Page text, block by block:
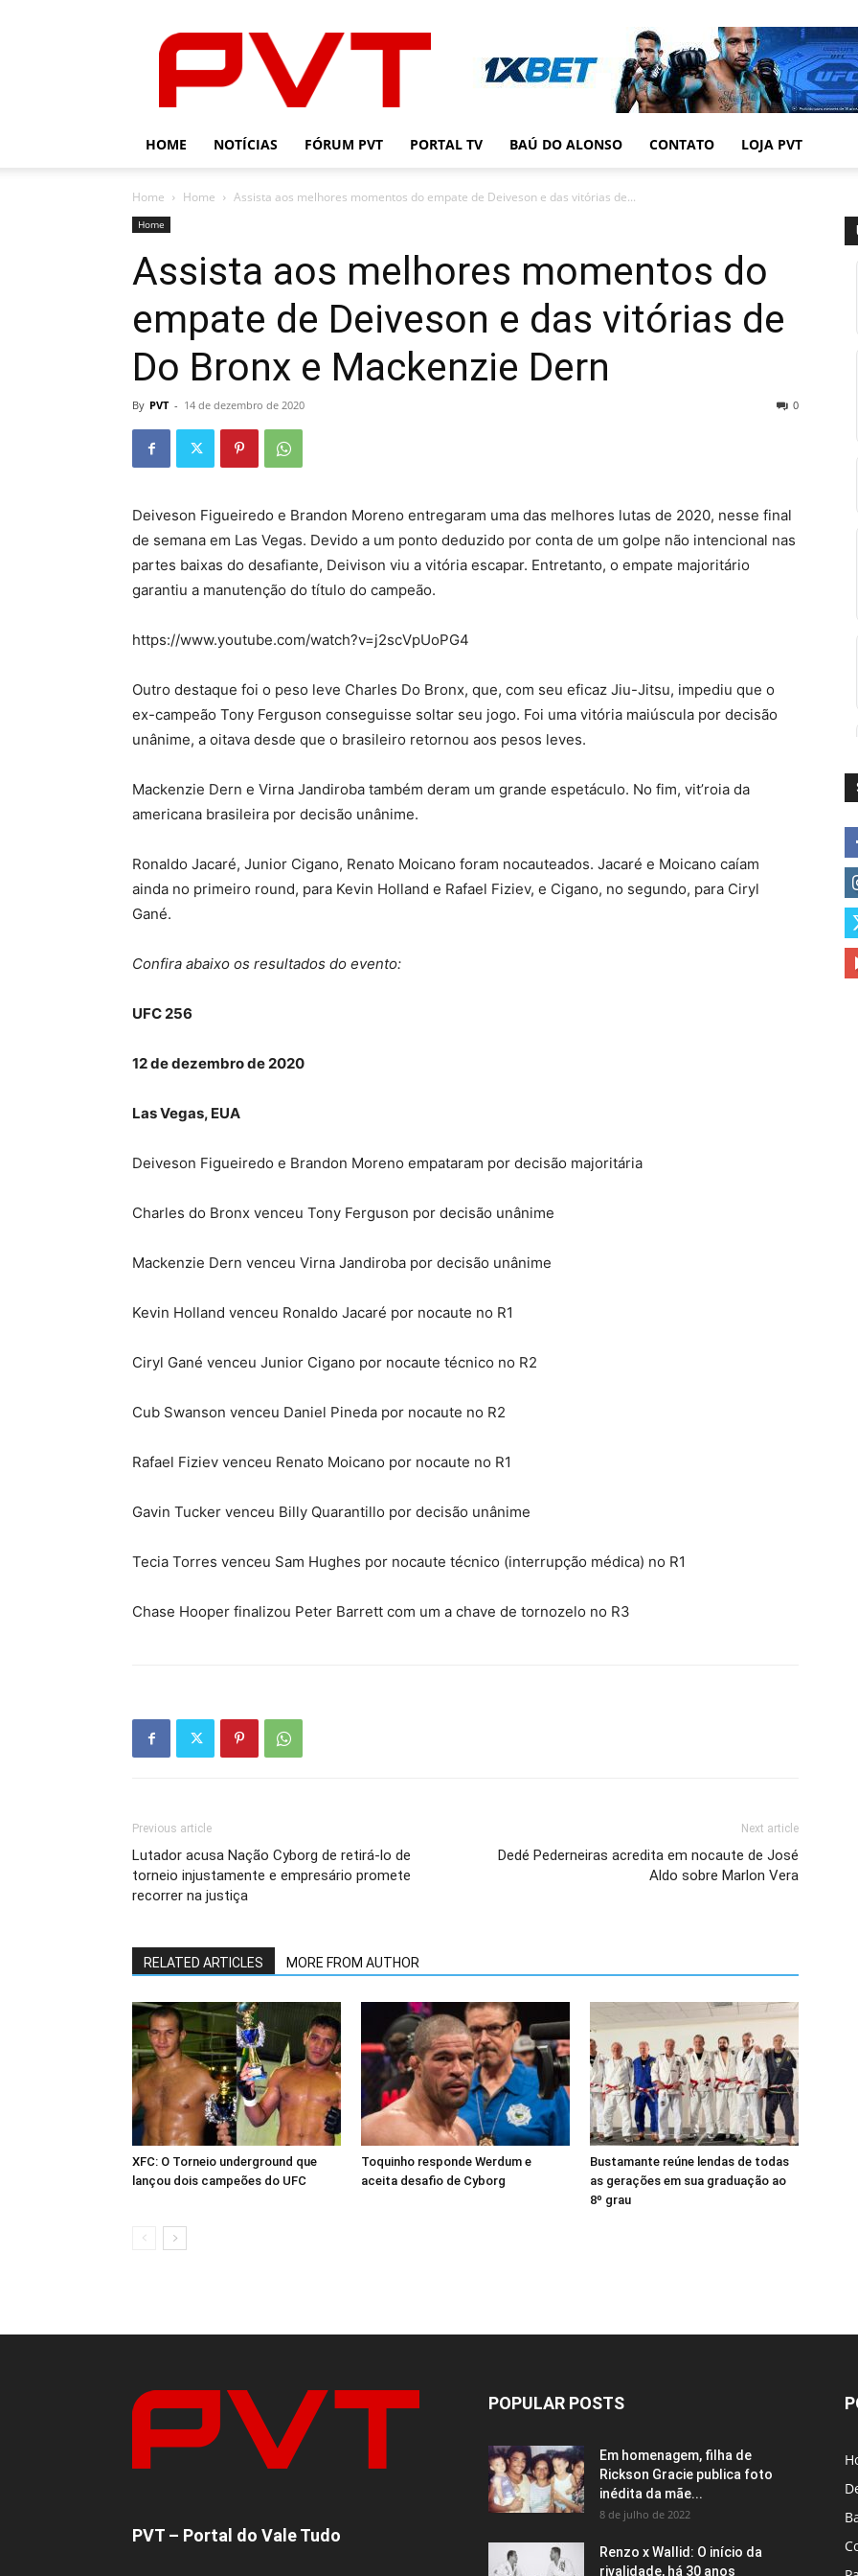
HOME NOTÍCIAS FÓRUM PVT PORTAL TV BAÚ DO ALONSO CONTATO LOJA PVT
Home Home Assista aos melhores momentos do empate de Deiveson e das vitórias de...
Home
Assista aos melhores momentos do
empate de Deiveson e das vitórias de
Do Bronx e Mackenzie Dern
By PVT - 14 de dezembro de 2020 0
Deiveson Figueiredo e Brandon Moreno entregaram uma das melhores lutas de 2020, nesse final
de semana em Las Vegas. Devido a um ponto deduzido por conta de um golpe não intencional nas
partes baixas do desafiante, Deivison viu a vitória escapar. Entretanto, o empate majoritário
garantiu a manutenção do título do campeão.
https://www.youtube.com/watch?v=j2scVpUoPG4
Outro destaque foi o peso leve Charles Do Bronx, que, com seu eficaz Jiu-Jitsu, impediu que o
ex-campeão Tony Ferguson conseguisse soltar seu jogo. Foi uma vitória maiúscula por decisão
unânime, a oitava desde que o brasileiro retornou aos pesos leves.
Mackenzie Dern e Virna Jandiroba também deram um grande espetáculo. No fim, vit’roia da
americana brasileira por decisão unânime.
Ronaldo Jacaré, Junior Cigano, Renato Moicano foram nocauteados. Jacaré e Moicano caíam
ainda no primeiro round, para Kevin Holland e Rafael Fiziev, e Cigano, no segundo, para Ciryl
Gané.
Confira abaixo os resultados do evento:
UFC 256
12 de dezembro de 2020
Las Vegas, EUA
Deiveson Figueiredo e Brandon Moreno empataram por decisão majoritária
Charles do Bronx venceu Tony Ferguson por decisão unânime
Mackenzie Dern venceu Virna Jandiroba por decisão unânime
Kevin Holland venceu Ronaldo Jacaré por nocaute no R1
Ciryl Gané venceu Junior Cigano por nocaute técnico no R2
Cub Swanson venceu Daniel Pineda por nocaute no R2
Rafael Fiziev venceu Renato Moicano por nocaute no R1
Gavin Tucker venceu Billy Quarantillo por decisão unânime
Tecia Torres venceu Sam Hughes por nocaute técnico (interrupção médica) no R1
Chase Hooper finalizou Peter Barrett com um a chave de tornozelo no R3
Previous article
Lutador acusa Nação Cyborg de retirá-lo de
torneio injustamente e empresário promete
recorrer na justiça
Next article
Dedé Pederneiras acredita em nocaute de José
Aldo sobre Marlon Vera
RELATED ARTICLES MORE FROM AUTHOR
XFC: O Torneio underground que
lançou dois campeões do UFC
Toquinho responde Werdum e
aceita desafio de Cyborg
Bustamante reúne lendas de todas
as gerações em sua graduação ao
8º grau
PVT – Portal do Vale Tudo
POPULAR POSTS
Em homenagem, filha de
Rickson Gracie publica foto
inédita da mãe...
8 de julho de 2022
Renzo x Wallid: O início da
rivalidade, há 30 anos